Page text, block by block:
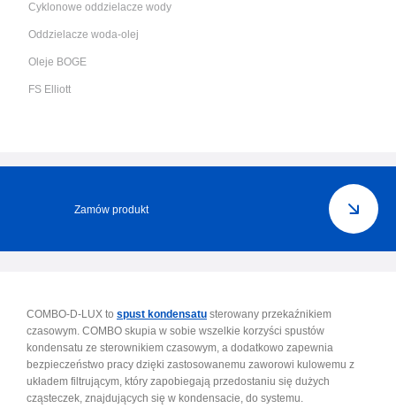
Cyklonowe oddzielacze wody
Oddzielacze woda-olej
Oleje BOGE
FS Elliott
Zamów produkt
COMBO-D-LUX to spust kondensatu sterowany przekaźnikiem
czasowym. COMBO skupia w sobie wszelkie korzyści spustów
kondensatu ze sterownikiem czasowym, a dodatkowo zapewnia
bezpieczeństwo pracy dzięki zastosowanemu zaworowi kulowemu z
układem filtrującym, który zapobiegają przedostaniu się dużych
cząsteczek, znajdujących się w kondensacie, do systemu.